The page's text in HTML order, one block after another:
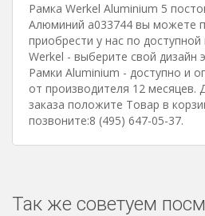
Рамка Werkel Aluminium 5
Алюминий a033744 вы можете
приобрести у нас по
Werkel - выберите свой дизайн
Рамки Aluminium - доступно и
от производителя 12 месяцев.
заказа положите Товар в
позвоните:8 (495) 647-05-37.
Так же советуем